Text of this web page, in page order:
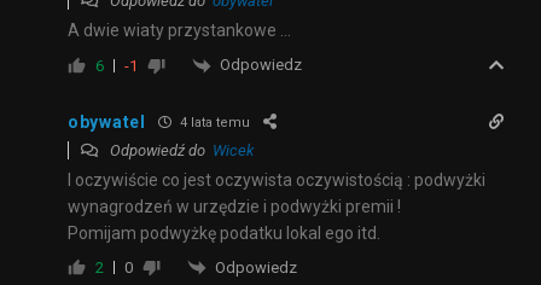
A dwie wiaty przystankowe …
6 -1 Odpowiedz
obywatel 4 lata temu
Odpowiedź do Wicek
I oczywiście co jest oczywista oczywistością : podwyżki
wynagrodzeń w urzędzie i podwyżki premii !
Pomijam podwyżkę podatku lokal ego itd.
2 0 Odpowiedz